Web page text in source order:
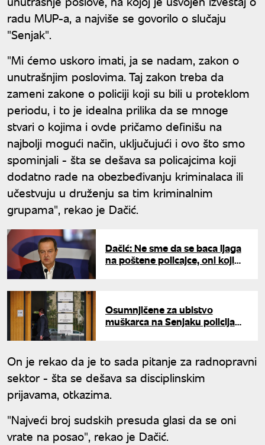
radu MUP-a, a najviše se govorilo o slučaju
"Senjak".
"Mi ćemo uskoro imati, ja se nadam, zakon o
unutrašnjim poslovima. Taj zakon treba da
zameni zakone o policiji koji su bili u proteklom
periodu, i to je idealna prilika da se mnoge
stvari o kojima i ovde pričamo definišu na
najbolji mogući način, uključujući i ovo što smo
spominjali - šta se dešava sa policajcima koji
dodatno rade na obezbeđivanju kriminalaca ili
učestvuju u druženju sa tim kriminalnim
grupama", rekao je Dačić.
Dačić: Ne sme da se baca ljaga
na poštene policajce, oni koji
Osumnjičene za ubistvo
muškarca na Senjaku policija
On je rekao da je to sada pitanje za radnopravni
sektor - šta se dešava sa disciplinskim
prijavama, otkazima.
"Najveći broj sudskih presuda glasi da se oni
vrate na posao", rekao je Dačić.